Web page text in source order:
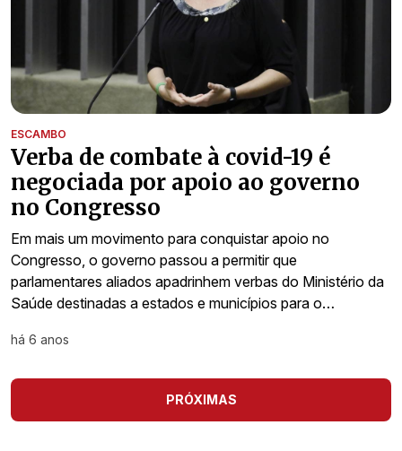
ESCAMBO
Verba de combate à covid-19 é
negociada por apoio ao governo
no Congresso
Em mais um movimento para conquistar apoio no
Congresso, o governo passou a permitir que
parlamentares aliados apadrinhem verbas do Ministério da
Saúde destinadas a estados e municípios para o…
há 6 anos
PRÓXIMAS